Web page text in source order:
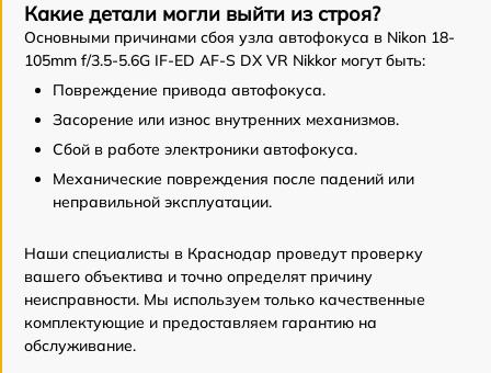
Какие детали могли выйти из строя?
Основными причинами сбоя узла автофокуса в Nikon 18-
105mm f/3.5-5.6G IF-ED AF-S DX VR Nikkor могут быть:
Повреждение привода автофокуса.
Засорение или износ внутренних механизмов.
Сбой в работе электроники автофокуса.
Механические повреждения после падений или
неправильной эксплуатации.
Наши специалисты в Краснодар проведут проверку
вашего объектива и точно определят причину
неисправности. Мы используем только качественные
комплектующие и предоставляем гарантию на
обслуживание.